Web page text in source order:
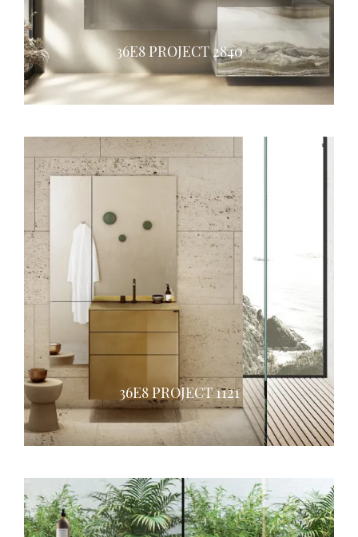
36E8 PROJECT 2840
36E8 PROJECT 1121